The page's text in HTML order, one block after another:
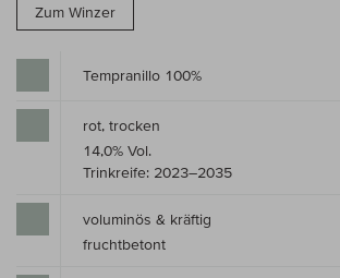
Zum Winzer
Tempranillo 100%
rot, trocken
14,0% Vol.
Trinkreife: 2023–2035
voluminös & kräftig
fruchtbetont